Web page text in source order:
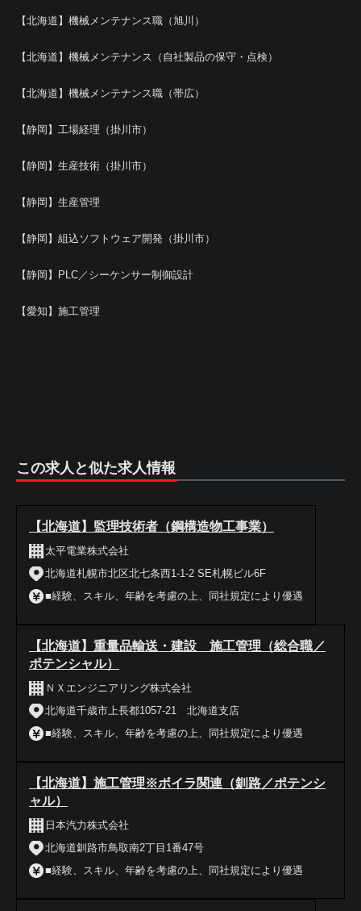
【北海道】機械メンテナンス職（旭川）
【北海道】機械メンテナンス（自社製品の保守・点検）
【北海道】機械メンテナンス職（帯広）
【静岡】工場経理（掛川市）
【静岡】生産技術（掛川市）
【静岡】生産管理
【静岡】組込ソフトウェア開発（掛川市）
【静岡】PLC／シーケンサー制御設計
【愛知】施工管理
この求人と似た求人情報
【北海道】監理技術者（鋼構造物工事業）
太平電業株式会社
北海道札幌市北区北七条西1-1-2 SE札幌ビル6F
■経験、スキル、年齢を考慮の上、同社規定により優遇
【北海道】重量品輸送・建設 施工管理（総合職／
ポテンシャル）
ＮＸエンジニアリング株式会社
北海道千歳市上長都1057-21 北海道支店
■経験、スキル、年齢を考慮の上、同社規定により優遇
【北海道】施工管理※ボイラ関連（釧路／ポテンシ
ャル）
日本汽力株式会社
北海道釧路市鳥取南2丁目1番47号
■経験、スキル、年齢を考慮の上、同社規定により優遇